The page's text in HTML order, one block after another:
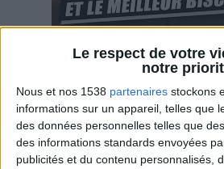
Le respect de votre
notre
Nous et nos 1538 partenaires stockons
informations sur un appareil, telles que
des données personnelles telles que
des informations standards envoyées
publicités et du contenu personnalisés,
Savane, LU, Pepito, Harrys...
ces gâteaux ?
Webinaires en direct